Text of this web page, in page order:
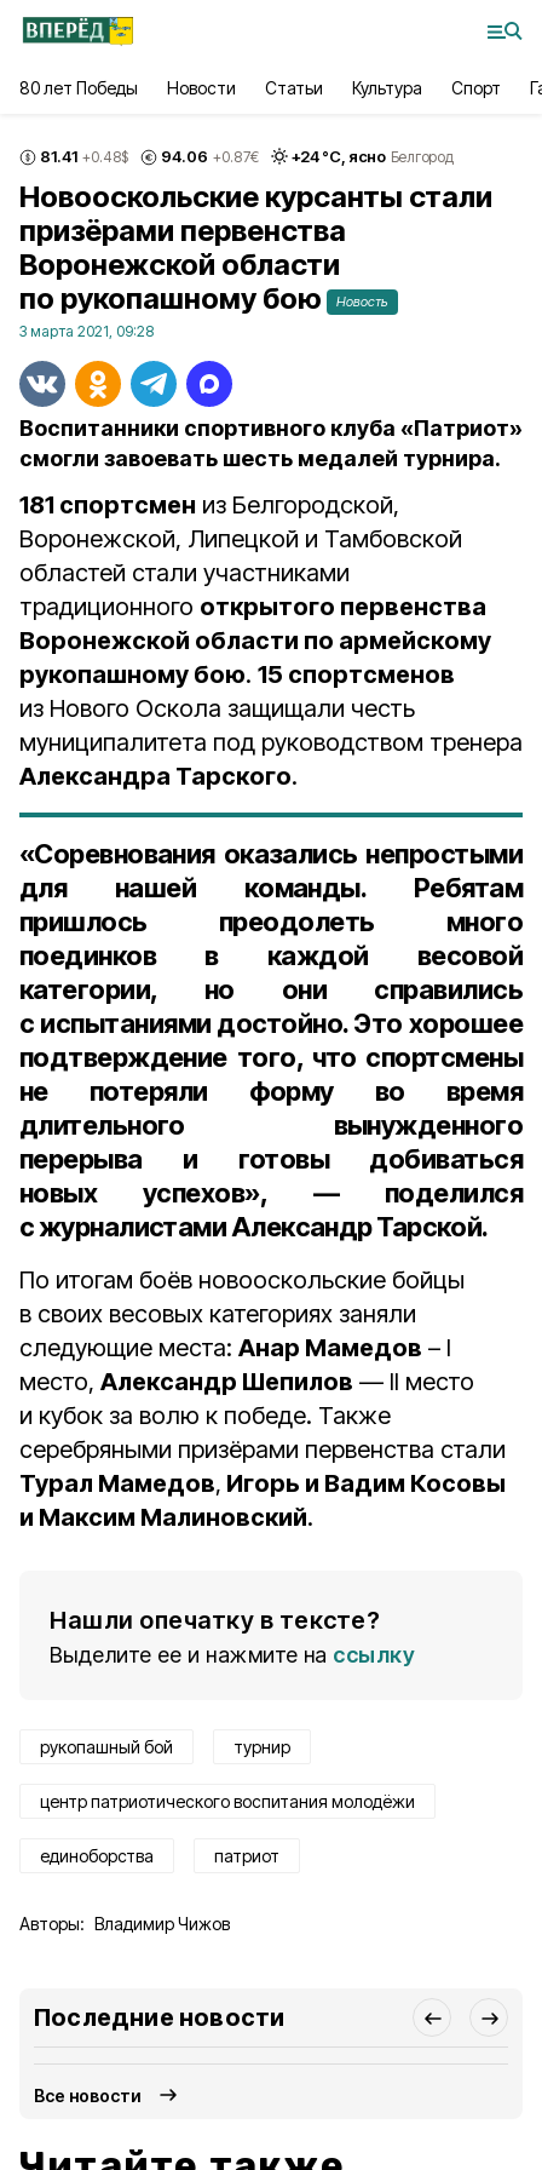
80 лет Победы Новости Статьи Культура Спорт
81.41 +0.48$ 94.06 +0.87€ +24°С, ясно Белгород
Новооскольские курсанты стали
призёрами первенства
Воронежской области
по рукопашному бою
Новость
3 марта 2021, 09:28
Воспитанники спортивного клуба «Патриот»
смогли завоевать шесть медалей турнира.
181 спортсмен из Белгородской,
Воронежской, Липецкой и Тамбовской
областей стали участниками
традиционного открытого первенства
Воронежской области по армейскому
рукопашному бою. 15 спортсменов
из Нового Оскола защищали честь
муниципалитета под руководством тренера
Александра Тарского.
«Соревнования оказались непростыми
для нашей команды. Ребятам
пришлось преодолеть много
поединков в каждой весовой
категории, но они справились
с испытаниями достойно. Это хорошее
подтверждение того, что спортсмены
не потеряли форму во время
длительного вынужденного
перерыва и готовы добиваться
новых успехов», — поделился
с журналистамиАлександр Тарской.
По итогам боёв новооскольские бойцы
в своих весовых категориях заняли
следующие места: Анар Мамедов – I
место, Александр Шепилов — II место
и кубок за волю к победе. Также
серебряными призёрами первенства стали
Турал Мамедов, Игорь и Вадим Косовы
и Максим Малиновский.
Нашли опечатку в тексте?
Выделите ее и нажмите на ссылку
рукопашный бой турнир
центр патриотического воспитания молодёжи
единоборства патриот
Авторы: Владимир Чижов
Последние новости
Все новости